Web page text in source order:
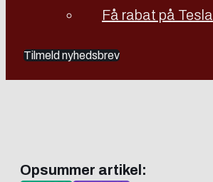
Få rabat på Tesla
Tilmeld nyhedsbrev
Opsummer artikel: